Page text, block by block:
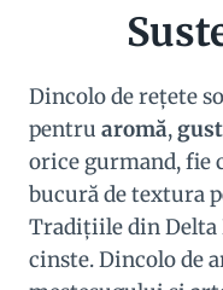
Dincolo de reţete
pentru aromă,gust
orice gurmand, fie
bucură de textura
Tradiţiile din Delta
cinste. Dincolo de